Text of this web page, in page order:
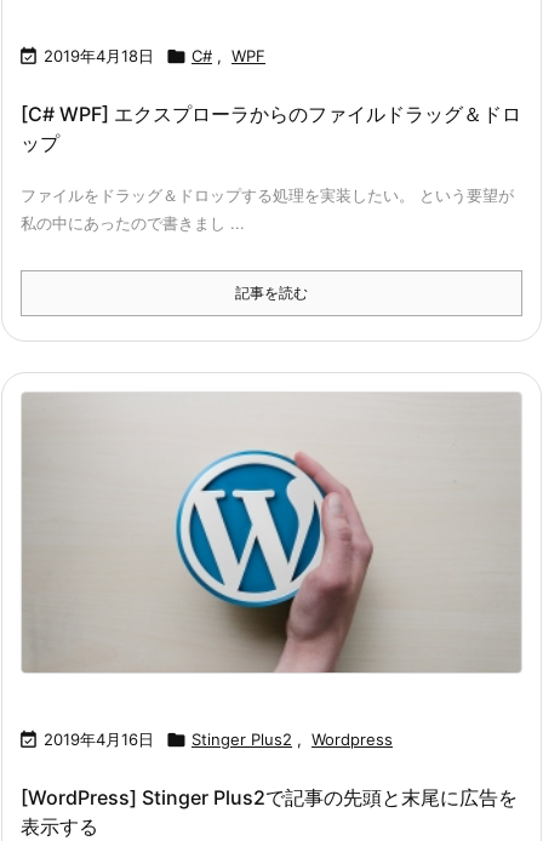
 2019年4月18日  C# , WPF
[C# WPF] エクスプローラからのファイルドラッグ＆ドロ
ップ
ファイルをドラッグ＆ドロップする処理を実装したい。 という要望が
私の中にあったので書きまし ...
記事を読む
 2019年4月16日  Stinger Plus2 , Wordpress
[WordPress] Stinger Plus2で記事の先頭と末尾に広告を
表示する